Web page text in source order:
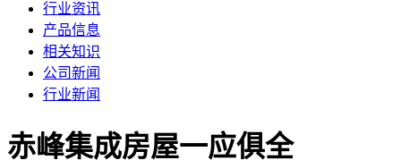
行业资讯
产品信息
相关知识
公司新闻
行业新闻
赤峰集成房屋一应俱全